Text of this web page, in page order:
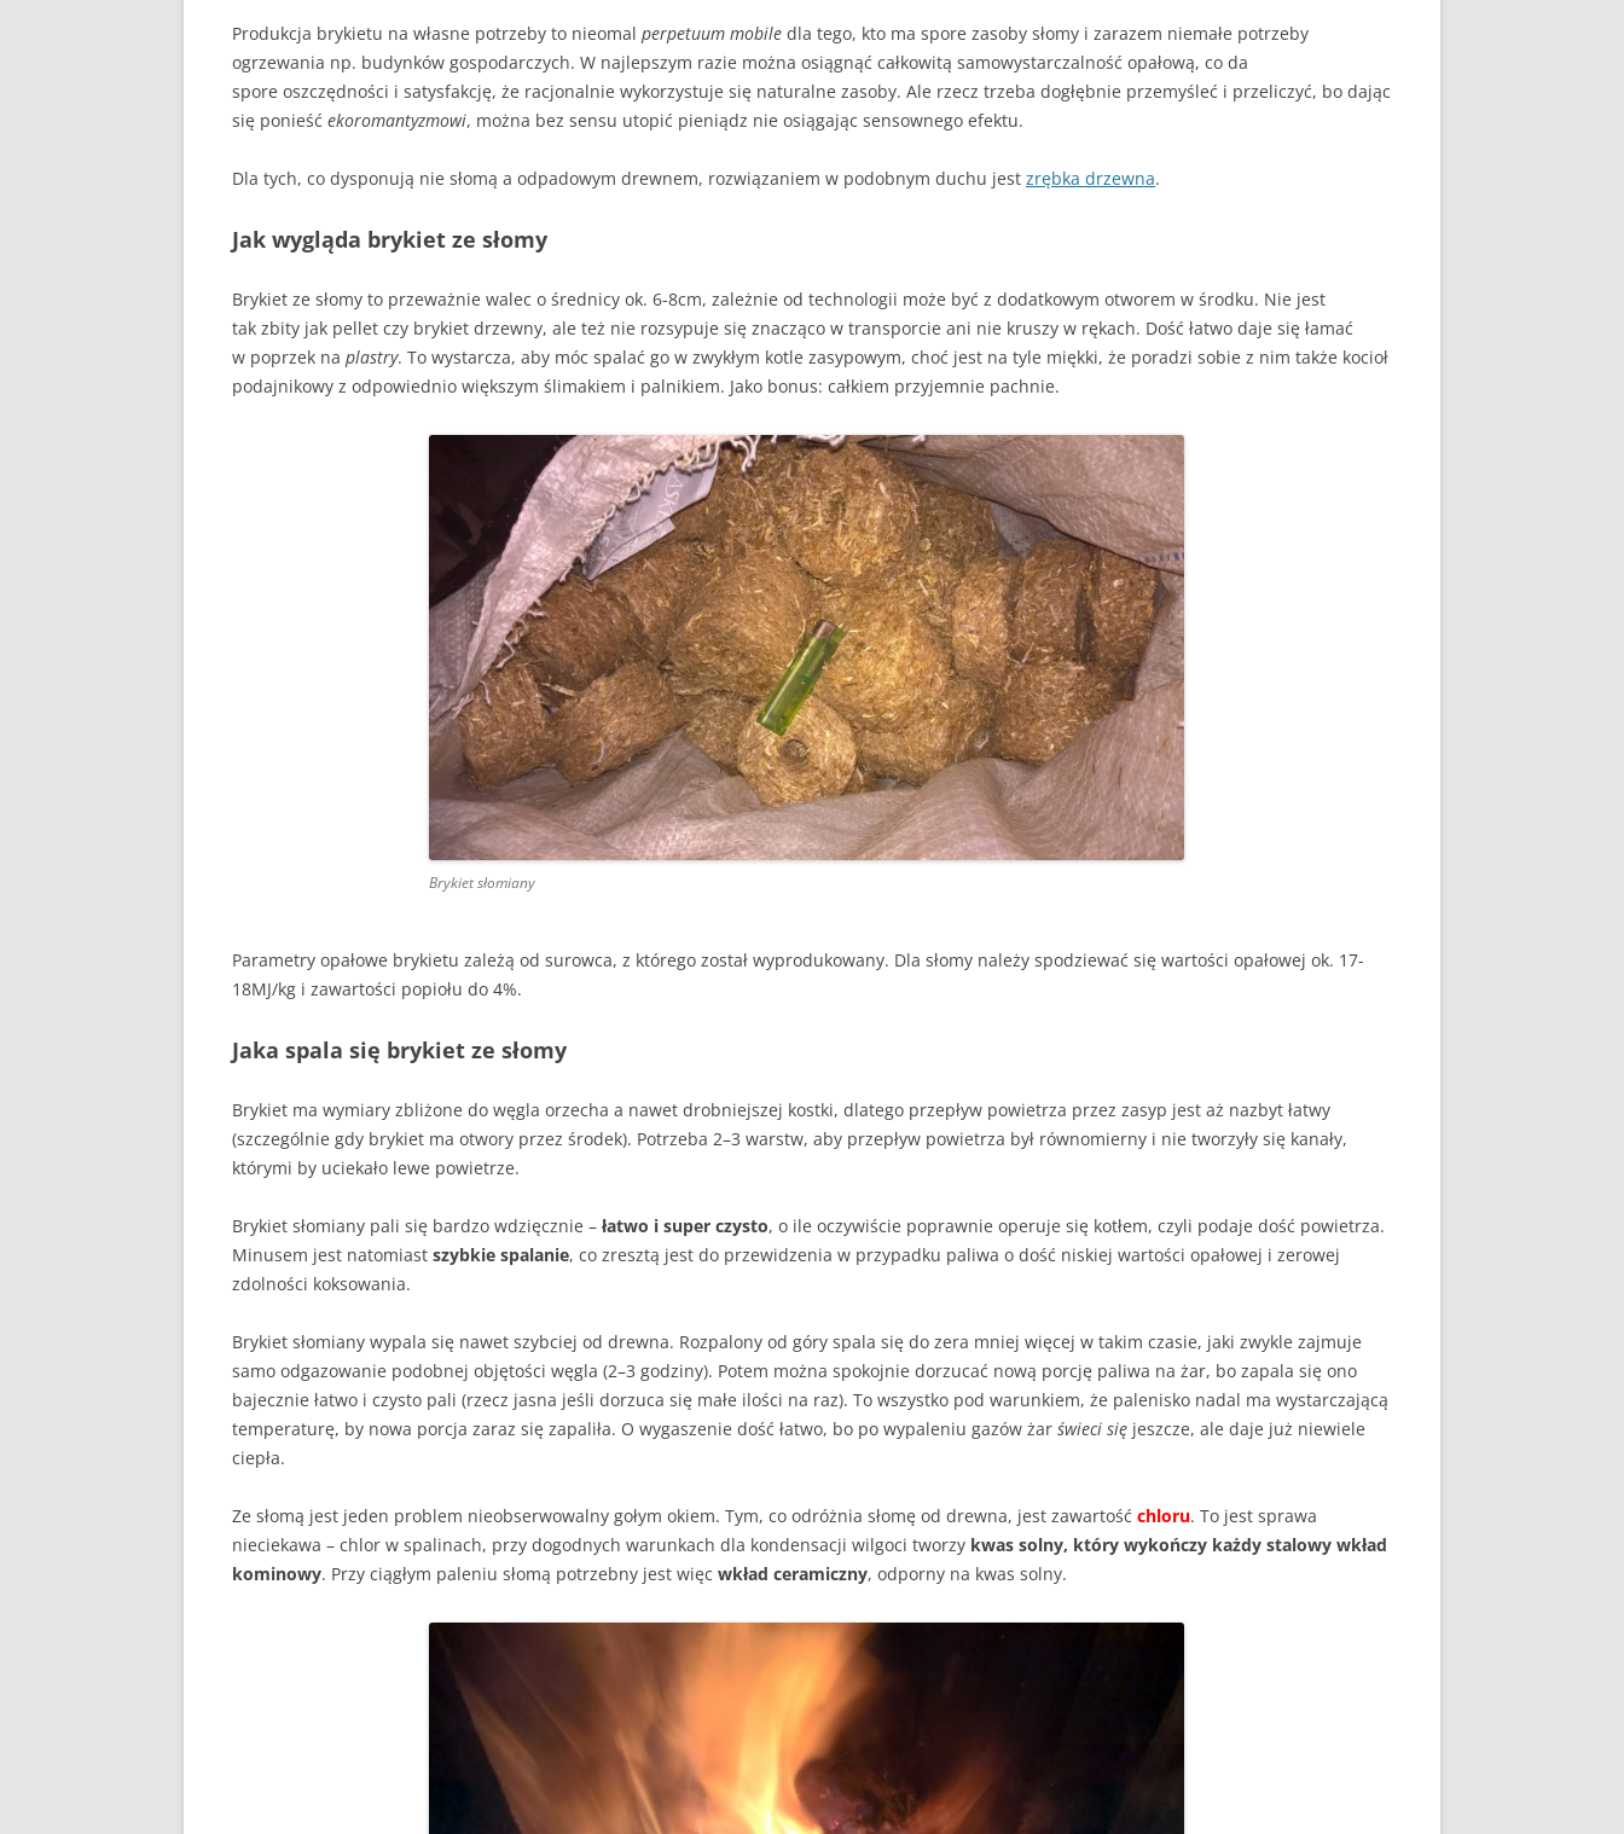
ZAKAZ PALENIA W PIECACH –
GDZIE JEST, GDZIE BĘDZIE, JAK
ŻYĆ?
PODSTAWOWE PARAMETRY
WĘGLA KAMIENNEGO
CAŁA POLSKA CZYTA
DLACZEGO PIEC KOPCI
ZRĘBKA DRZEWNA
GDY BIEDA NIE POZWALA SIĘ
OGRZAĆ
CZY GRUNTOWA?
KOMINEK, PIEC – (NIE TYLKO)
REZERWOWE OGRZEWANIE
NOWOCZESNEGO DOMU
POMPA CIEPŁA CZY OGRZEWANIE
DOMU
CZY WARTO WYMIENIAĆ STARE
GRUBE RURY?
JAK CZYTAĆ REKLAMY KOTŁÓW
UŻYWANA, PRZERABIANA –
FOTOWOLTAIKA – JAK
URUCHOMIĆ WŁASNĄ INSTALACJĘ
KROK PO KROKU
PROBLEMY WE WSPÓŁPRACY
FOTOWOLTAIKI Z SIECIĄ
ENERGETYCZNĄ
PRĄD STAŁY W FOTOWOLTAICE –
DIABEŁ
RENOWACJA STAREGO KOMINA
EKONOMICZNE OGRZEWANIE
DOMU
BUFOR DO POMPY CIEPŁA – KIEDY
POTRZEBNY, JAKA POJEMNOŚĆ?
TO SIĘ ROBI
MODERNIZACJA KOTŁA
ZASYPOWEGO
ROZPALANIE OD GÓRY –
INSTRUKCJA KROK PO KROKU
PALENIE KROCZĄCE
I ODPOWIEDZI
WYBUCHY W KOTLE
JAK POZBYĆ SIĘ SMOŁY I SADZY
OGNIA. PRZYCZYNA
I ZAPOBIEGANIE
KOROZJA NISKOTEMPERATUROWA
– JAK HISZPAŃSKA INKWIZYCJA
JAK PALIĆ W KOTLE DOLNEGO
SPALANIA
Produkcja brykietu na własne potrzeby to nieomal perpetuum mobile dla tego, kto ma spore zasoby słomy i zarazem niemałe potrzeby
ogrzewania np. budynków gospodarczych. W najlepszym razie można osiągnąć całkowitą samowystarczalność opałową, co da
spore oszczędności i satysfakcję, że racjonalnie wykorzystuje się naturalne zasoby. Ale rzecz trzeba dogłębnie przemyśleć i przeliczyć, bo dając
się ponieść ekoromantyzmowi, można bez sensu utopić pieniądz nie osiągając sensownego efektu.
Dla tych, co dysponują nie słomą a odpadowym drewnem, rozwiązaniem w podobnym duchu jest zrębka drzewna.
Jak wygląda brykiet ze słomy
Brykiet ze słomy to przeważnie walec o średnicy ok. 6-8cm, zależnie od technologii może być z dodatkowym otworem w środku. Nie jest
tak zbity jak pellet czy brykiet drzewny, ale też nie rozsypuje się znacząco w transporcie ani nie kruszy w rękach. Dość łatwo daje się łamać
w poprzek na plastry. To wystarcza, aby móc spalać go w zwykłym kotle zasypowym, choć jest na tyle miękki, że poradzi sobie z nim także kocioł
podajnikowy z odpowiednio większym ślimakiem i palnikiem. Jako bonus: całkiem przyjemnie pachnie.
Brykiet słomiany
Parametry opałowe brykietu zależą od surowca, z którego został wyprodukowany. Dla słomy należy spodziewać się wartości opałowej ok. 17-
18MJ/kg i zawartości popiołu do 4%.
Jaka spala się brykiet ze słomy
Brykiet ma wymiary zbliżone do węgla orzecha a nawet drobniejszej kostki, dlatego przepływ powietrza przez zasyp jest aż nazbyt łatwy
(szczególnie gdy brykiet ma otwory przez środek). Potrzeba 2–3 warstw, aby przepływ powietrza był równomierny i nie tworzyły się kanały,
którymi by uciekało lewe powietrze.
Brykiet słomiany pali się bardzo wdzięcznie – łatwo i super czysto, o ile oczywiście poprawnie operuje się kotłem, czyli podaje dość powietrza.
Minusem jest natomiast szybkie spalanie, co zresztą jest do przewidzenia w przypadku paliwa o dość niskiej wartości opałowej i zerowej
zdolności koksowania.
Brykiet słomiany wypala się nawet szybciej od drewna. Rozpalony od góry spala się do zera mniej więcej w takim czasie, jaki zwykle zajmuje
samo odgazowanie podobnej objętości węgla (2–3 godziny). Potem można spokojnie dorzucać nową porcję paliwa na żar, bo zapala się ono
bajecznie łatwo i czysto pali (rzecz jasna jeśli dorzuca się małe ilości na raz). To wszystko pod warunkiem, że palenisko nadal ma wystarczającą
temperaturę, by nowa porcja zaraz się zapaliła. O wygaszenie dość łatwo, bo po wypaleniu gazów żar świeci się jeszcze, ale daje już niewiele
ciepła.
Ze słomą jest jeden problem nieobserwowalny gołym okiem. Tym, co odróżnia słomę od drewna, jest zawartość chloru. To jest sprawa
nieciekawa – chlor w spalinach, przy dogodnych warunkach dla kondensacji wilgoci tworzy kwas solny, który wykończy każdy stalowy wkład
kominowy. Przy ciągłym paleniu słomą potrzebny jest więc wkład ceramiczny, odporny na kwas solny.